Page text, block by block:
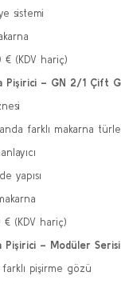
sistemi
(KDV hariç)
Pişirici – GN 2/1 Çift
farklı makarna
yapısı
(KDV hariç)
Pişirici – Modüler Serisi
pişirme gözü